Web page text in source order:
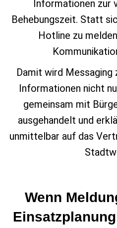
Informationen zur
Behebungszeit. Statt
Hotline zu
Damit wird Messaging
Informationen nicht
gemeinsam mit
ausgehandelt und
unmittelbar auf das
Wenn